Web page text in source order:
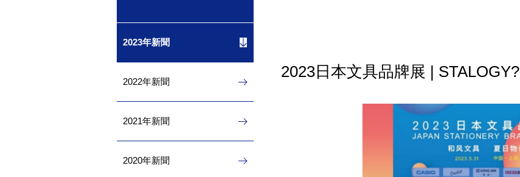
2023日本文具品牌展 | STALOGY?
2023年新聞
2022年新聞
2021年新聞
2020年新聞